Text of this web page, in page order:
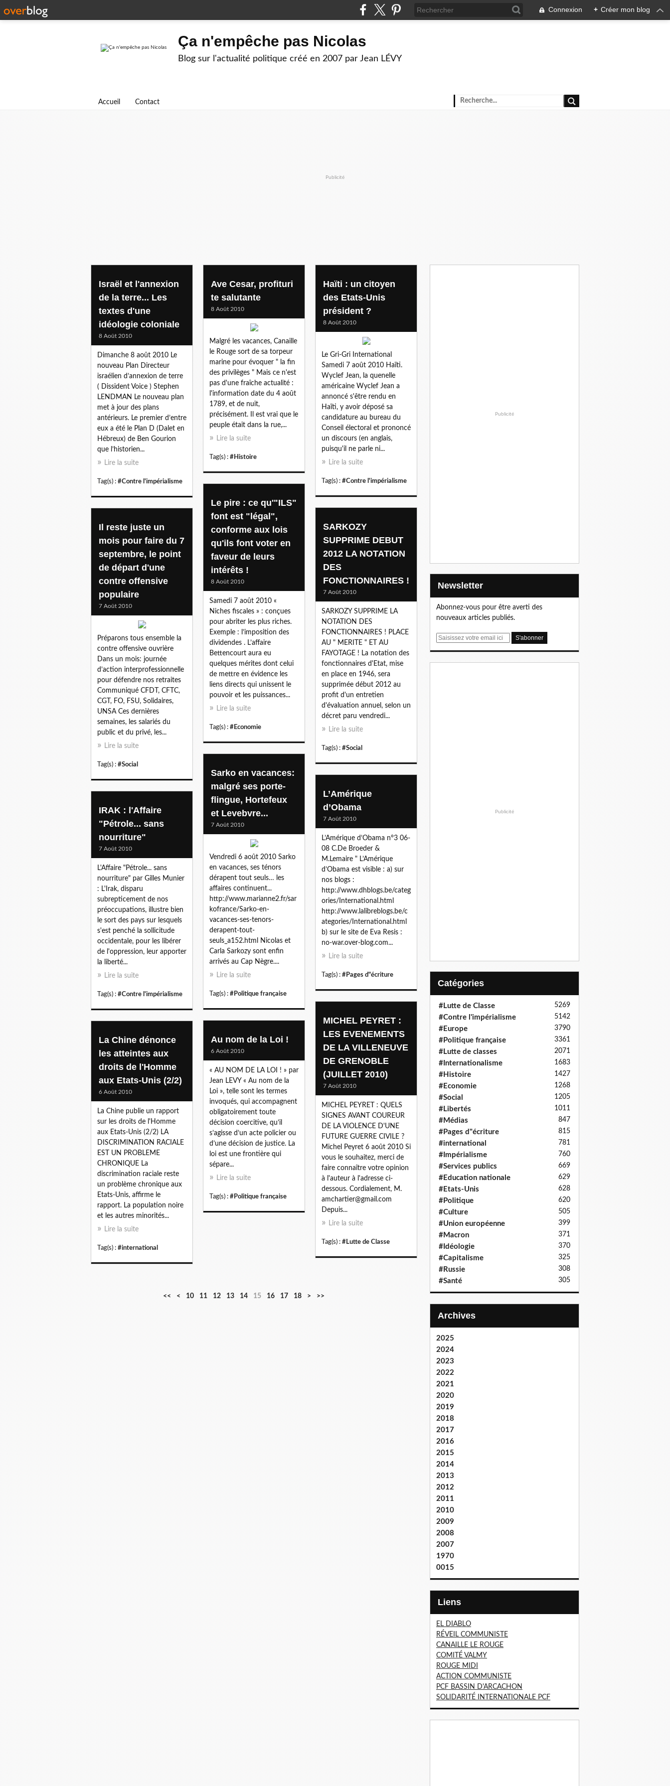
Connexion + Créer mon blog
Ça n'empêche pas Nicolas
Blog sur l'actualité politique créé en 2007 par Jean LÉVY
Accueil Contact
Publicité
Israël et l'annexion
de la terre... Les
textes d'une
idéologie coloniale
8 Août 2010
Dimanche 8 août 2010 Le
nouveau Plan Directeur
israélien d’annexion de terre
( Dissident Voice ) Stephen
LENDMAN Le nouveau plan
met à jour des plans
antérieurs. Le premier d’entre
eux a été le Plan D (Dalet en
Hébreux) de Ben Gourion
que l’historien...
Lire la suite
Tag(s) : #Contre l'impérialisme
Ave Cesar, profituri
te salutante
8 Août 2010
Malgré les vacances, Canaille
le Rouge sort de sa torpeur
marine pour évoquer " la fin
des privilèges " Mais ce n'est
pas d'une fraîche actualité :
l'information date du 4 août
1789, et de nuit,
précisément. Il est vrai que le
peuple était dans la rue,...
Lire la suite
Tag(s) : #Histoire
Haïti : un citoyen
des Etats-Unis
président ?
8 Août 2010
Le Gri-Gri International
Samedi 7 août 2010 Haïti.
Wyclef Jean, la quenelle
américaine Wyclef Jean a
annoncé s'être rendu en
Haïti, y avoir déposé sa
candidature au bureau du
Conseil électoral et prononcé
un discours (en anglais,
puisqu'il ne parle ni...
Lire la suite
Tag(s) : #Contre l'impérialisme
Le pire : ce qu'"ILS"
font est "légal",
conforme aux lois
qu'ils font voter en
faveur de leurs
intérêts !
8 Août 2010
Samedi 7 août 2010 «
Niches fiscales » : conçues
pour abriter les plus riches.
Exemple : l’imposition des
dividendes . L’affaire
Bettencourt aura eu
quelques mérites dont celui
de mettre en évidence les
liens directs qui unissent le
pouvoir et les puissances...
Lire la suite
Tag(s) : #Economie
SARKOZY
SUPPRIME DEBUT
2012 LA NOTATION
DES
FONCTIONNAIRES !
7 Août 2010
SARKOZY SUPPRIME LA
NOTATION DES
FONCTIONNAIRES ! PLACE
AU " MERITE " ET AU
FAYOTAGE ! La notation des
fonctionnaires d'Etat, mise
en place en 1946, sera
supprimée début 2012 au
profit d'un entretien
d'évaluation annuel, selon un
décret paru vendredi...
Lire la suite
Tag(s) : #Social
Il reste juste un
mois pour faire du 7
septembre, le point
de départ d'une
contre offensive
populaire
7 Août 2010
Préparons tous ensemble la
contre offensive ouvrière
Dans un mois: journée
d’action interprofessionnelle
pour défendre nos retraites
Communiqué CFDT, CFTC,
CGT, FO, FSU, Solidaires,
UNSA Ces dernières
semaines, les salariés du
public et du privé, les...
Lire la suite
Tag(s) : #Social
Sarko en vacances:
malgré ses porte-
flingue, Hortefeux
et Levebvre...
7 Août 2010
Vendredi 6 août 2010 Sarko
en vacances, ses ténors
dérapent tout seuls… les
affaires continuent...
http://www.marianne2.fr/sar
kofrance/Sarko-en-
vacances-ses-tenors-
derapent-tout-
seuls_a152.html Nicolas et
Carla Sarkozy sont enfin
arrivés au Cap Nègre....
Lire la suite
Tag(s) : #Politique française
L’Amérique
d’Obama
7 Août 2010
L’Amérique d’Obama n°3 06-
08 C.De Broeder &
M.Lemaire " L’Amérique
d’Obama est visible : a) sur
nos blogs :
http://www.dhblogs.be/categ
ories/International.html
http://www.lalibreblogs.be/c
ategories/International.html
b) sur le site de Eva Resis :
no-war.over-blog.com...
Lire la suite
Tag(s) : #Pages d"écriture
IRAK : l'Affaire
"Pétrole... sans
nourriture"
7 Août 2010
L'Affaire "Pétrole... sans
nourriture" par Gilles Munier
: L'Irak, disparu
subrepticement de nos
préoccupations, illustre bien
le sort des pays sur lesquels
s'est penché la sollicitude
occidentale, pour les libérer
de l'oppression, leur apporter
la liberté...
Lire la suite
Tag(s) : #Contre l'impérialisme
MICHEL PEYRET :
LES EVENEMENTS
DE LA VILLENEUVE
DE GRENOBLE
(JUILLET 2010)
7 Août 2010
MICHEL PEYRET : QUELS
SIGNES AVANT COUREUR
DE LA VIOLENCE D'UNE
FUTURE GUERRE CIVILE ?
Michel Peyret 6 août 2010 Si
vous le souhaitez, merci de
faire connaître votre opinion
à l'auteur à l'adresse ci-
dessous. Cordialement, M.
amchartier@gmail.com
Depuis...
Lire la suite
Tag(s) : #Lutte de Classe
Au nom de la Loi !
6 Août 2010
« AU NOM DE LA LOI ! » par
Jean LEVY « Au nom de la
Loi », telle sont les termes
invoqués, qui accompagnent
obligatoirement toute
décision coercitive, qu’il
s’agisse d’un acte policier ou
d’une décision de justice. La
loi est une frontière qui
sépare...
Lire la suite
Tag(s) : #Politique française
La Chine dénonce
les atteintes aux
droits de l'Homme
aux Etats-Unis (2/2)
6 Août 2010
La Chine publie un rapport
sur les droits de l'Homme
aux Etats-Unis (2/2) LA
DISCRIMINATION RACIALE
EST UN PROBLEME
CHRONIQUE La
discrimination raciale reste
un problème chronique aux
Etats-Unis, affirme le
rapport. La population noire
et les autres minorités...
Lire la suite
Tag(s) : #international
<< < 10 11 12 13 14 15 16 17 18 > >>
Publicité
Newsletter
Abonnez-vous pour être averti des
nouveaux articles publiés.
E
Publicité
Catégories
#Lutte de Classe 5269
#Contre l'impérialisme 5142
#Europe 3790
#Politique française 3361
#Lutte de classes 2071
#Internationalisme 1683
#Histoire 1427
#Economie 1268
#Social 1205
#Libertés 1011
#Médias 847
#Pages d"écriture 815
#international 781
#Impérialisme 760
#Services publics 669
#Education nationale 629
#Etats-Unis 628
#Politique 620
#Culture 505
#Union européenne 399
#Macron 371
#Idéologie 370
#Capitalisme 325
#Russie 308
#Santé 305
Archives
2025
2024
2023
2022
2021
2020
2019
2018
2017
2016
2015
2014
2013
2012
2011
2010
2009
2008
2007
1970
0015
Liens
EL DIABLO
RÉVEIL COMMUNISTE
CANAILLE LE ROUGE
COMITÉ VALMY
ROUGE MIDI
ACTION COMMUNISTE
PCF BASSIN D'ARCACHON
SOLIDARITÉ INTERNATIONALE PCF